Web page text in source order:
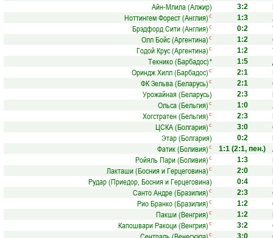
Айн-Млила (Алжир)
3:2
Ноттингем Форест (Англия) с 1:3
Брэдфорд Сити (Англия) с 0:2
Олл Бойс (Аргентина) с 1:2
Годой Крус (Аргентина) с 1:2
Текнико (Барбадос)* 1:5
Ориндж Хилл (Барбадос) с 2:1
ФК Зельва (Беларусь) с 2:1
Урожайная (Беларусь)
2:3
Ольса (Бельгия) с 1:0
Хогстратен (Бельгия) с 2:3
ЦСКА (Болгария) с 3:0
Этар (Болгария)
0:2
Фатик (Боливия) с 1:1 (2:1, пен.)
Ройяль Пари (Боливия) с 1:3
Лакташи (Босния и Герцеговина) с 2:0
Рудар (Приедор, Босния и Герцеговина)
0:4
Санто Андре (Бразилия) с 2:3
Рио Бранко (Бразилия) с 1:2
Пакши (Венгрия) с 1:2
Капошвари Ракоци (Венгрия) с 3:2
с 3:0